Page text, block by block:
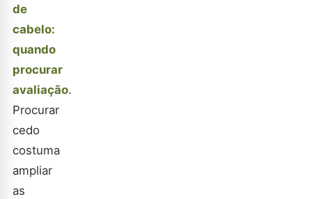
de
cabelo:
quando
procurar
avaliação.
Procurar
cedo
costuma
ampliar
as